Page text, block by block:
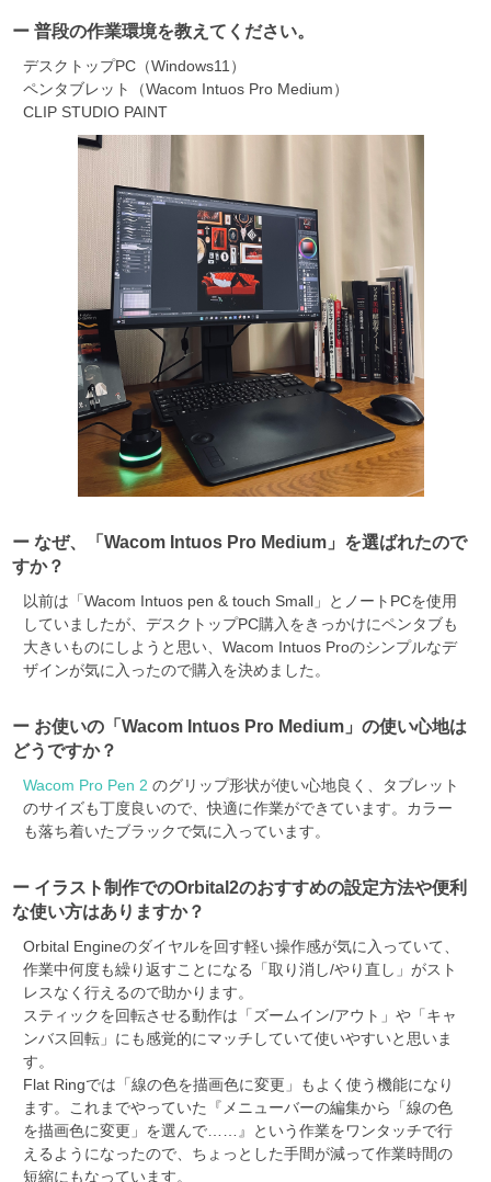
ー 普段の作業環境を教えてください。
デスクトップPC（Windows11）
ペンタブレット（Wacom Intuos Pro Medium）
CLIP STUDIO PAINT
ー なぜ、「Wacom Intuos Pro Medium」を選ばれたので
すか？
以前は「Wacom Intuos pen & touch Small」とノートPCを使用
していましたが、デスクトップPC購入をきっかけにペンタブも
大きいものにしようと思い、Wacom Intuos Proのシンプルなデ
ザインが気に入ったので購入を決めました。
ー お使いの「Wacom Intuos Pro Medium」の使い心地は
どうですか？
Wacom Pro Pen 2 のグリップ形状が使い心地良く、タブレット
のサイズも丁度良いので、快適に作業ができています。カラー
も落ち着いたブラックで気に入っています。
ー イラスト制作でのOrbital2のおすすめの設定方法や便利
な使い方はありますか？
Orbital Engineのダイヤルを回す軽い操作感が気に入っていて、
作業中何度も繰り返すことになる「取り消し/やり直し」がスト
レスなく行えるので助かります。
スティックを回転させる動作は「ズームイン/アウト」や「キャ
ンバス回転」にも感覚的にマッチしていて使いやすいと思いま
す。
Flat Ringでは「線の色を描画色に変更」もよく使う機能になり
ます。これまでやっていた『メニューバーの編集から「線の色
を描画色に変更」を選んで……』という作業をワンタッチで行
えるようになったので、ちょっとした手間が減って作業時間の
短縮にもなっています。